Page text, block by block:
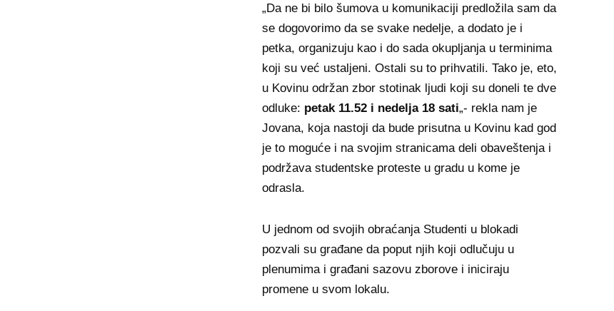
„Da ne bi bilo šumova u komunikaciji predložila sam da
se dogovorimo da se svake nedelje, a dodato je i
petka, organizuju kao i do sada okupljanja u terminima
koji su već ustaljeni. Ostali su to prihvatili. Tako je, eto,
u Kovinu održan zbor stotinak ljudi koji su doneli te dve
odluke: petak 11.52 i nedelja 18 sati„- rekla nam je
Jovana, koja nastoji da bude prisutna u Kovinu kad god
je to moguće i na svojim stranicama deli obaveštenja i
podržava studentske proteste u gradu u kome je
odrasla.
U jednom od svojih obraćanja Studenti u blokadi
pozvali su građane da poput njih koji odlučuju u
plenumima i građani sazovu zborove i iniciraju
promene u svom lokalu.